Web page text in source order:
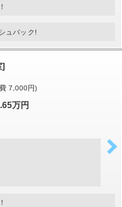
ュバック!
]
7,000円)
万円